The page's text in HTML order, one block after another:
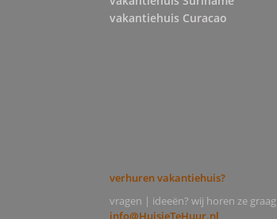
vakantiehuis Curacao
verhuren vakantiehuis?
vragen | ideeën? wij horen ze graag
info@HuisjeTeHuur.nl